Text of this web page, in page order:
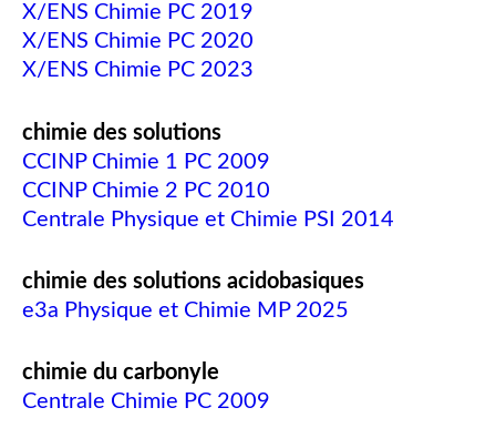
X/ENS Chimie PC 2019
X/ENS Chimie PC 2020
X/ENS Chimie PC 2023
chimie des solutions
CCINP Chimie 1 PC 2009
CCINP Chimie 2 PC 2010
Centrale Physique et Chimie PSI 2014
chimie des solutions acidobasiques
e3a Physique et Chimie MP 2025
chimie du carbonyle
Centrale Chimie PC 2009